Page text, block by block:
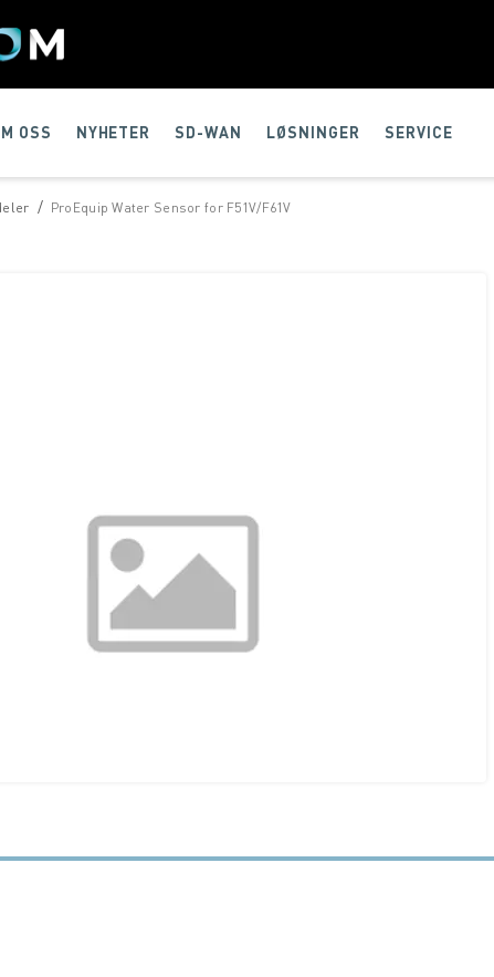
OSS NYHETER SD-WAN LØSNINGER SERVICE
/ ProEquip Water Sensor for F51V/F61V